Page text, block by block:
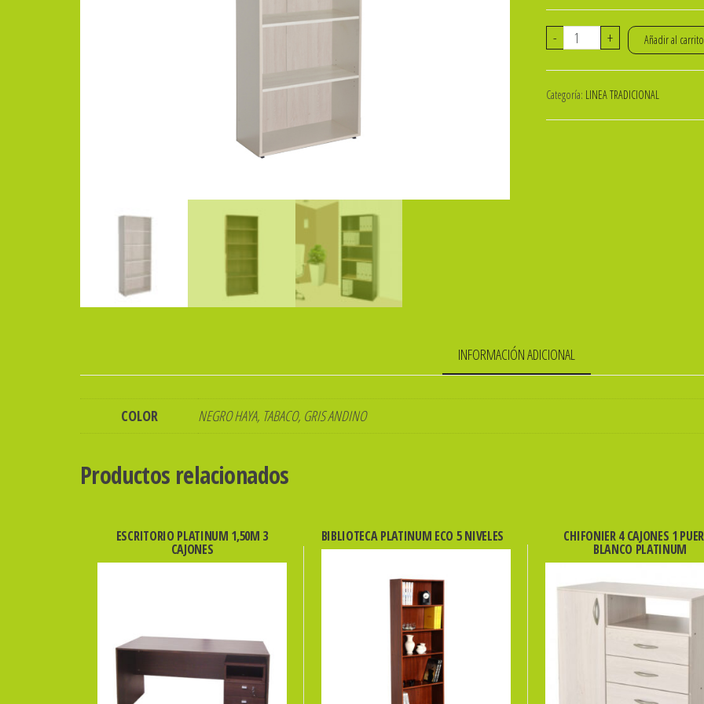
-
BIBLIOTECA
PUERTAS
cantidad
+ Añadir al carrito
Categoría: LINEA TRADICIONAL
INFORMACIÓN ADICIONAL
COLOR NEGRO HAYA, TABACO, GRIS ANDINO
Productos relacionados
ESCRITORIO PLATINUM 1,50M 3
CAJONES
BIBLIOTECA PLATINUM ECO 5 NIVELES CHIFONIER 4 CAJONES 1
BLANCO PLATINUM